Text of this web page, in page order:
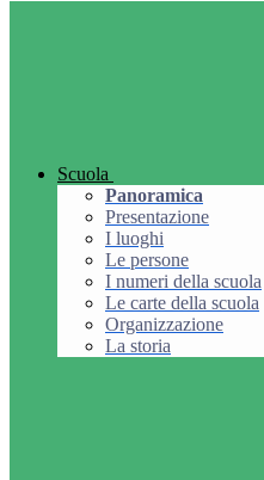
Scuola
Panoramica
Presentazione
I luoghi
Le persone
I numeri della scuola
Le carte della scuola
Organizzazione
La storia